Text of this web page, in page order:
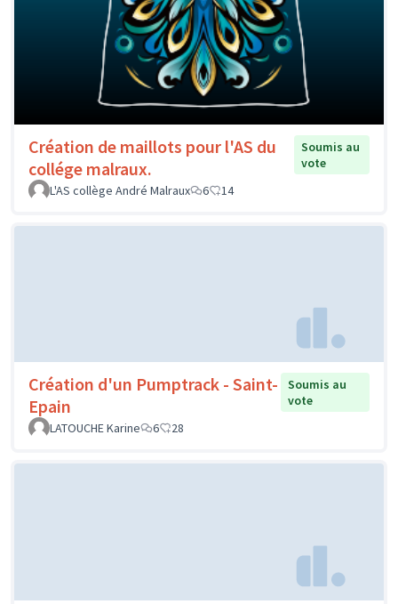
Création de maillots pour l'AS du
collége malraux.
Soumis au
vote
L'AS collège André Malraux
6 14
Création d'un Pumptrack - Saint-
Epain
Soumis au
vote
LATOUCHE Karine
6 28